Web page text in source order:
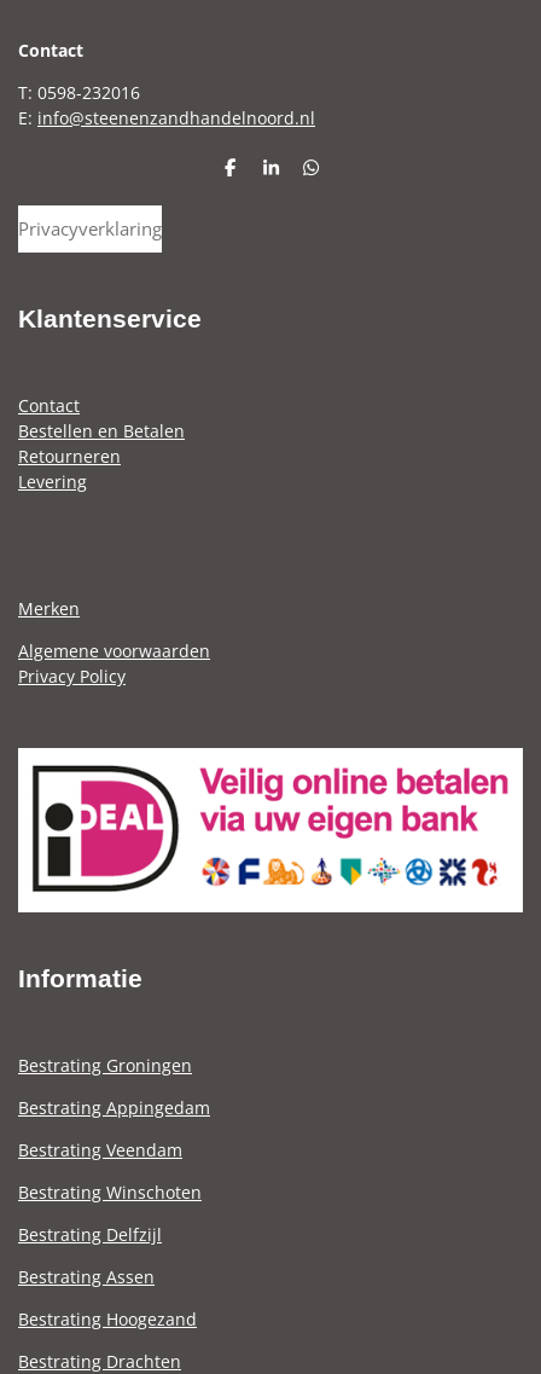
Contact
T: 0598-232016
E: info@steenenzandhandelnoord.nl
D
S
D
Privacyverklaring
Klantenservice
Contact
Bestellen en Betalen
Retourneren
Levering
Merken
Algemene voorwaarden
Privacy Policy
Informatie
Bestrating Groningen
Bestrating Appingedam
Bestrating Veendam
Bestrating Winschoten
Bestrating Delfzijl
Bestrating Assen
Bestrating Hoogezand
Bestrating Drachten